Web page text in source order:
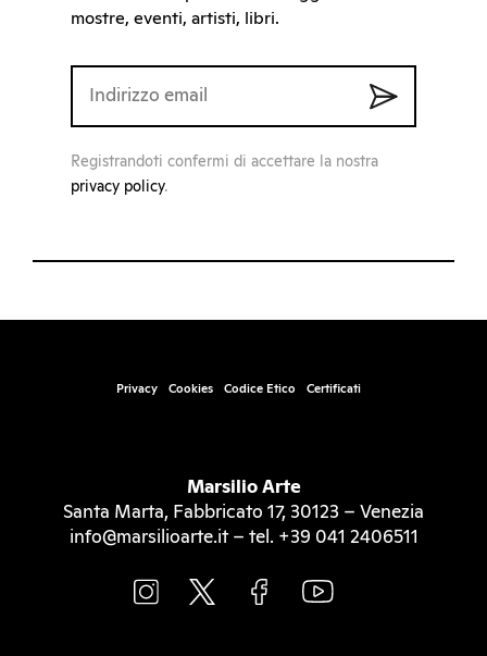
mostre, eventi, artisti, libri.
Registrandoti confermi di accettare la nostra
privacy policy.
Privacy Cookies Codice Etico Certificati
Marsilio Arte
Santa Marta, Fabbricato 17, 30123 – Venezia
info@marsilioarte.it – tel. +39 041 2406511